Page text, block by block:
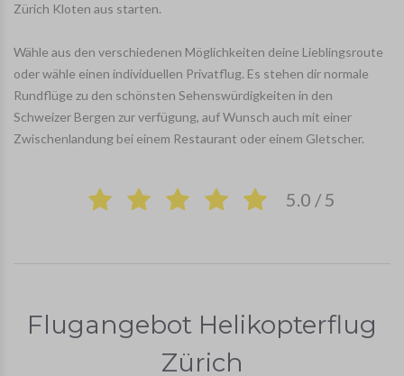
Zürich Kloten aus starten.
Wähle aus den verschiedenen Möglichkeiten deine Lieblingsroute
oder wähle einen individuellen Privatflug. Es stehen dir normale
Rundflüge zu den schönsten Sehenswürdigkeiten in den
Schweizer Bergen zur verfügung, auf Wunsch auch mit einer
Zwischenlandung bei einem Restaurant oder einem Gletscher.
5.0 / 5
Flugangebot Helikopterflug
Zürich